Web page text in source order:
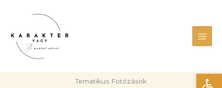
Tematikus Fotózások